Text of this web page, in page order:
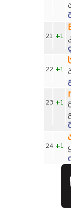
21 +1
22 +1
23 +1
24 +1